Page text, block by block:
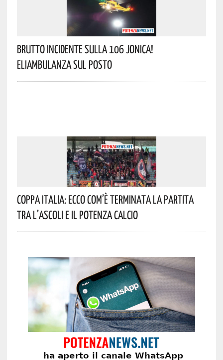
Brutto Incidente Sulla 106 Jonica!
Eliambulanza Sul Posto
Coppa Italia: Ecco Com’è Terminata La Partita
Tra L’Ascoli E Il Potenza Calcio